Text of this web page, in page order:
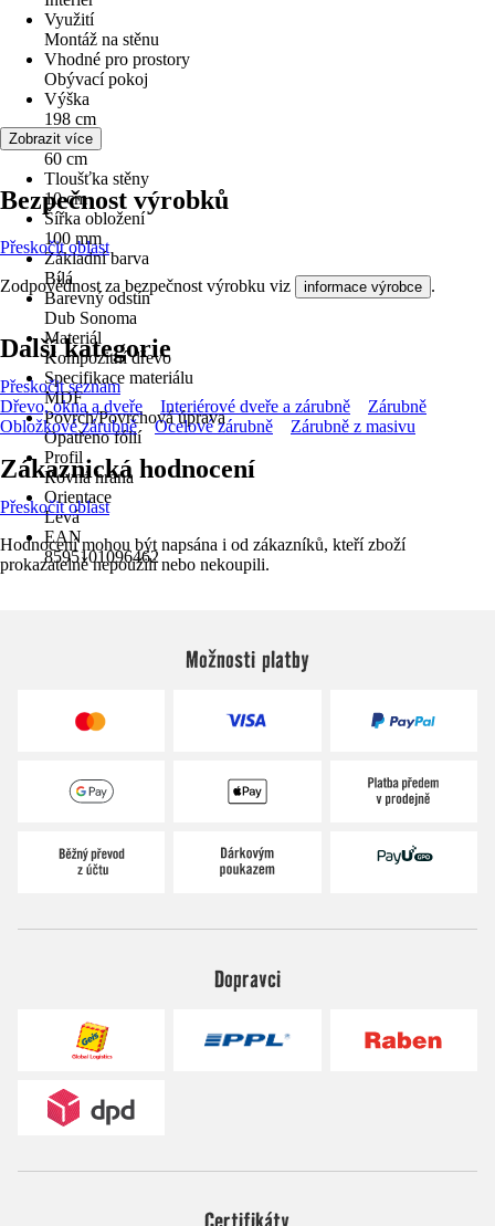
Využití
Montáž na stěnu
Vhodné pro prostory
Obývací pokoj
Výška
198 cm
Šířka
60 cm
Tloušťka stěny
10 cm
Šířka obložení
100 mm
Základní barva
Bílá
Barevný odstín
Dub Sonoma
Materiál
Kompozitní dřevo
Specifikace materiálu
MDF
Povrch/Povrchová úprava
Opatřeno fólií
Profil
Rovná hrana
Orientace
Levá
EAN
8595101096462
Zobrazit více
Bezpečnost výrobků
Přeskočit oblast
Zodpovědnost za bezpečnost výrobku viz informace výrobce .
Další kategorie
Přeskočit seznam
Dřevo, okna a dveře
Interiérové dveře a zárubně
Zárubně
Obložkové zárubně
Ocelové zárubně Zárubně z masivu
Zákaznická hodnocení
Přeskočit oblast
Hodnocení mohou být napsána i od zákazníků, kteří zboží
prokazatelně nepoužili nebo nekoupili.
Možnosti platby
Dopravci
Certifikáty